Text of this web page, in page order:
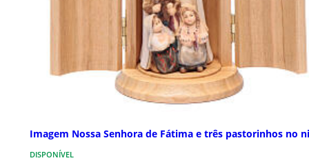
Imagem Nossa Senhora de Fátima e três pastorinhos no
DISPONÍVEL